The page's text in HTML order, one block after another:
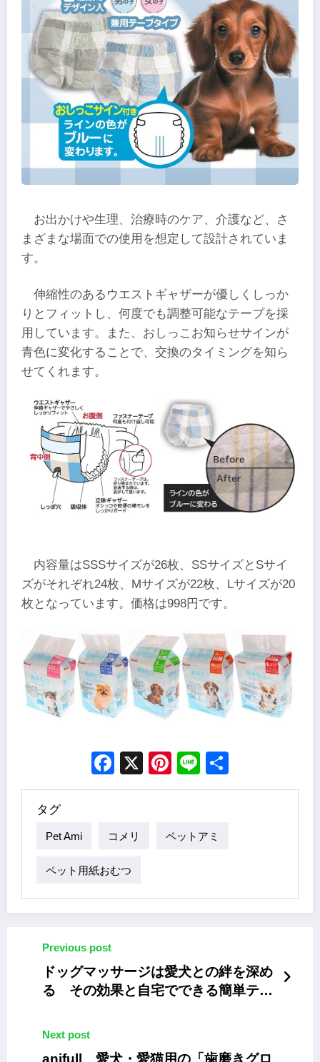
お出かけや生理、治療時のケア、介護など、さ
まざまな場面での使用を想定して設計されていま
す。
伸縮性のあるウエストギャザーが優しくしっか
りとフィットし、何度でも調整可能なテープを採
用しています。また、おしっこお知らせサインが
青色に変化することで、交換のタイミングを知ら
せてくれます。
内容量はSSSサイズが26枚、SSサイズとSサイ
ズがそれぞれ24枚、Mサイズが22枚、Lサイズが20
枚となっています。価格は998円です。
Facebook
X Pinterest
Line
タグ
Pet Ami コメリ ペットアミ
ペット用紙おむつ
Previous post
ドッグマッサージは愛犬との絆を深め
る その効果と自宅でできる簡単テク
Next post
anifull、愛犬・愛猫用の「歯磨きグロ